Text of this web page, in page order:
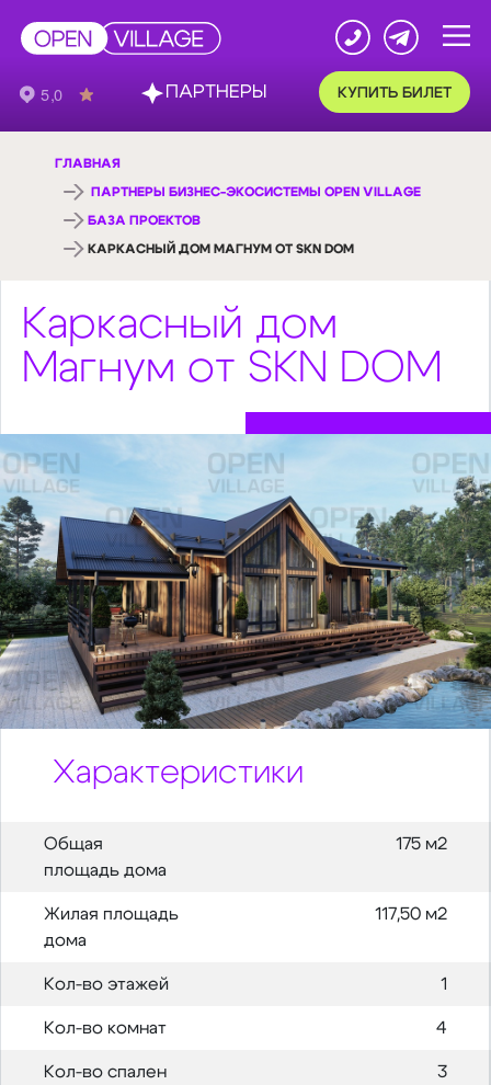
КУПИТЬ БИЛЕТ
ГЛАВНАЯ
ПАРТНЕРЫ БИЗНЕС-ЭКОСИСТЕМЫ OPEN VILLAGE
БАЗА ПРОЕКТОВ
КАРКАСНЫЙ ДОМ МАГНУМ ОТ SKN DOM
Каркасный дом
Магнум от SKN DOM
Характеристики
Общая
площадь дома
175 м2
Жилая площадь
дома
117,50 м2
Кол-во этажей 1
Кол-во комнат 4
Кол-во спален 3